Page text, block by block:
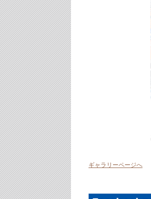
ギャラリーページへ